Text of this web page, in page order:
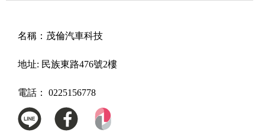
名稱： 茂倫汽車科技
地址: 民族東路476號2樓
電話： 0225156778